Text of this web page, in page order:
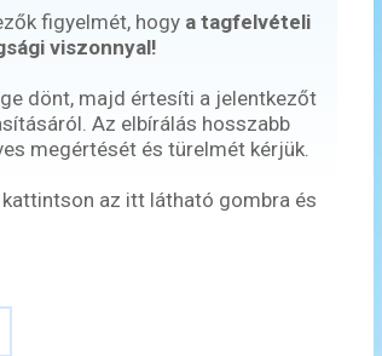
figyelmét, hogy a tagfelvételi
viszonnyal!
dönt, majd értesíti a jelentkezőt
Az elbírálás hosszabb
megértését és türelmét kérjük.
az itt látható gombra és